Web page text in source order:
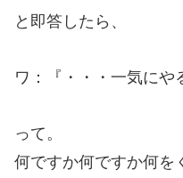
と即答したら、
ワ：『・・・一気にや
って。
何ですか何ですか何を